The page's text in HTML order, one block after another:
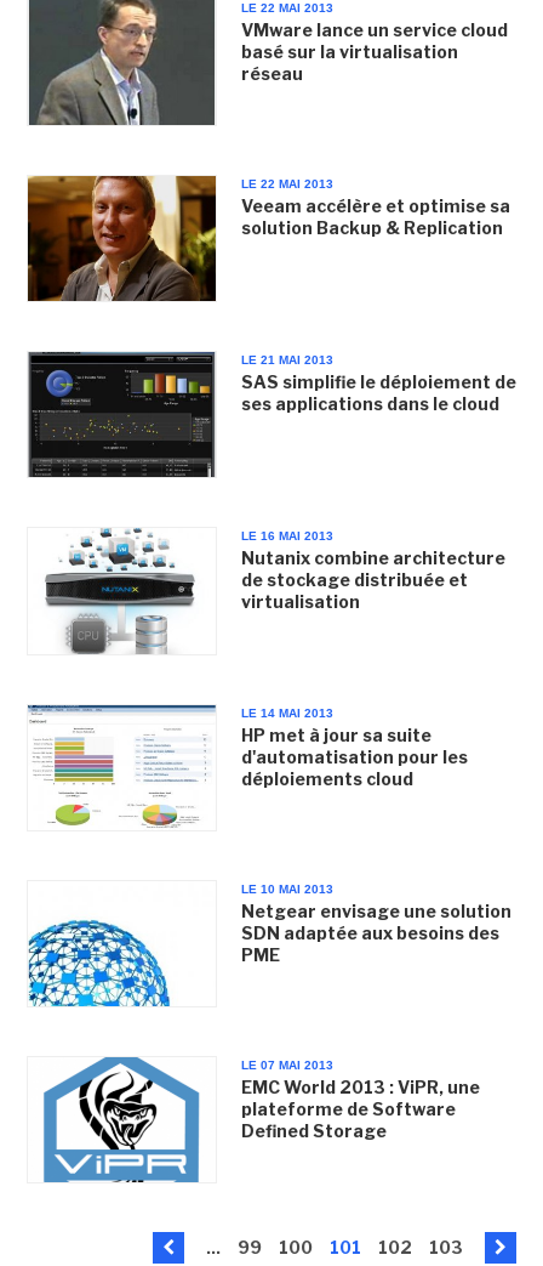
LE 22 MAI 2013
VMware lance un service cloud
basé sur la virtualisation
réseau
LE 22 MAI 2013
Veeam accélère et optimise sa
solution Backup & Replication
LE 21 MAI 2013
SAS simplifie le déploiement de
ses applications dans le cloud
LE 16 MAI 2013
Nutanix combine architecture
de stockage distribuée et
virtualisation
LE 14 MAI 2013
HP met à jour sa suite
d'automatisation pour les
déploiements cloud
LE 10 MAI 2013
Netgear envisage une solution
SDN adaptée aux besoins des
PME
LE 07 MAI 2013
EMC World 2013 : ViPR, une
plateforme de Software
Defined Storage
... 99 100 101 102
103